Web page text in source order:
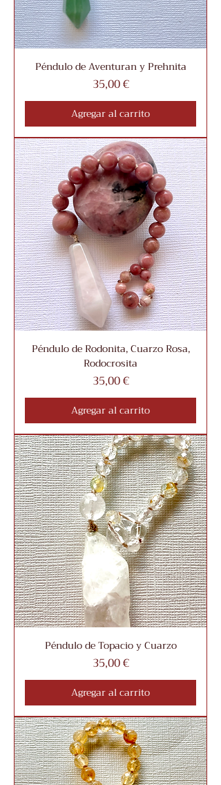
Péndulo de Aventuran y Prehnita
Precio
35,00 €
Agregar al carrito
Péndulo de Rodonita, Cuarzo Rosa,
Rodocrosita
Precio
35,00 €
Agregar al carrito
Péndulo de Topacio y Cuarzo
Precio
35,00 €
Agregar al carrito